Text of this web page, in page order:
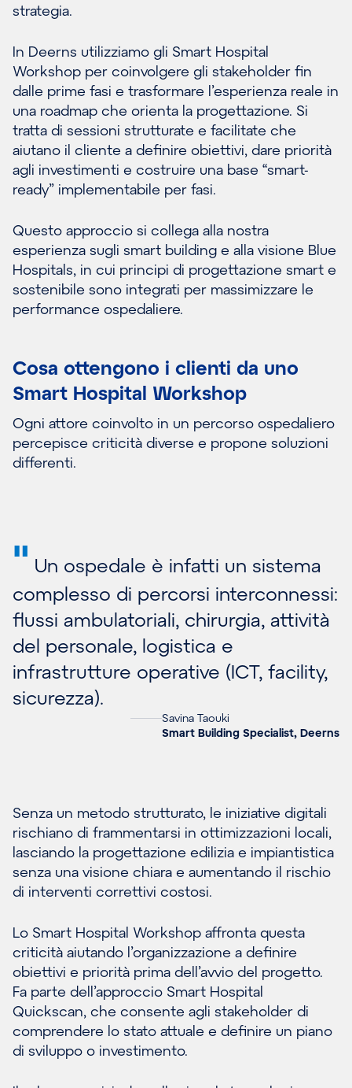
strategia.
In Deerns utilizziamo gli Smart Hospital
Workshop per coinvolgere gli stakeholder fin
dalle prime fasi e trasformare l’esperienza reale in
una roadmap che orienta la progettazione. Si
tratta di sessioni strutturate e facilitate che
aiutano il cliente a definire obiettivi, dare priorità
agli investimenti e costruire una base “smart-
ready” implementabile per fasi.
Questo approccio si collega alla nostra
esperienza sugli smart building e alla visione Blue
Hospitals, in cui principi di progettazione smart e
sostenibile sono integrati per massimizzare le
performance ospedaliere.
Cosa ottengono i clienti da uno
Smart Hospital Workshop
Ogni attore coinvolto in un percorso ospedaliero
percepisce criticità diverse e propone soluzioni
differenti.
" Un ospedale è infatti un sistema
complesso di percorsi interconnessi:
flussi ambulatoriali, chirurgia, attività
del personale, logistica e
infrastrutture operative (ICT, facility,
sicurezza).
Savina Taouki
Smart Building Specialist, Deerns
Senza un metodo strutturato, le iniziative digitali
rischiano di frammentarsi in ottimizzazioni locali,
lasciando la progettazione edilizia e impiantistica
senza una visione chiara e aumentando il rischio
di interventi correttivi costosi.
Lo Smart Hospital Workshop affronta questa
criticità aiutando l’organizzazione a definire
obiettivi e priorità prima dell’avvio del progetto.
Fa parte dell’approccio Smart Hospital
Quickscan, che consente agli stakeholder di
comprendere lo stato attuale e definire un piano
di sviluppo o investimento.